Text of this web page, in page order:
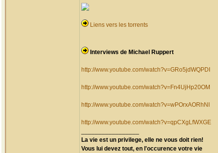
Liens vers les torrents
Interviews de Michael Ruppert
http://www.youtube.com/watch?v=GRo5jdWQPDI
http://www.youtube.com/watch?v=Fn4UjHp20OM
http://www.youtube.com/watch?v=wPOrxAORhNI
http://www.youtube.com/watch?v=qpCXgLfWXGE
La vie est un privilege, elle ne vous doit rien!
Vous lui devez tout, en l'occurence votre vie